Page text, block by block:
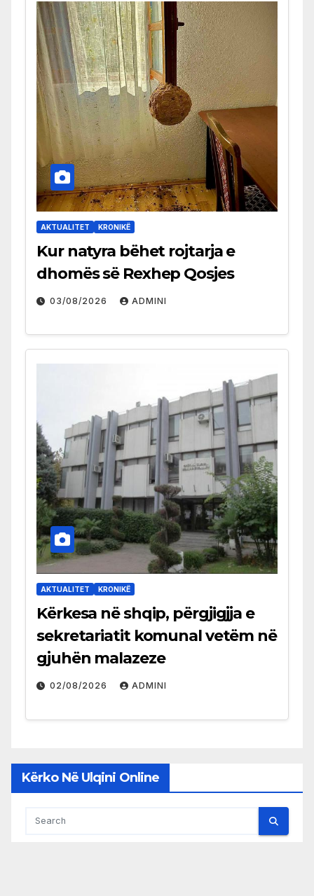
AKTUALITET KRONIKË
Kur natyra bëhet rojtarja e
dhomës së Rexhep Qosjes
03/08/2026 ADMINI
AKTUALITET KRONIKË
Kërkesa në shqip, përgjigjja e
sekretariatit komunal vetëm në
gjuhën malazeze
02/08/2026 ADMINI
Kërko Në Ulqini Online